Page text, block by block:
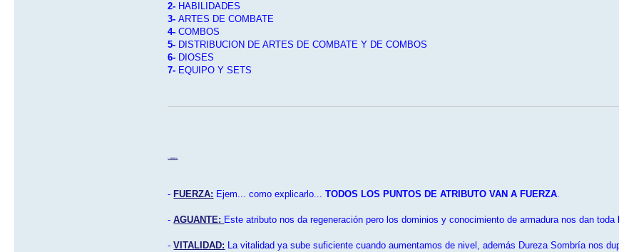
2- HABILIDADES
3-ARTES DE COMBATE
4-COMBOS
5- DISTRIBUCION DE ARTES DE COMBATE Y DE COMBOS
6- DIOSES
7- EQUIPO Y SETS
- FUERZA: Ejem... como explicarlo...TODOS LOS PUNTOS DE ATRIBUTO VAN A FUERZA.
-AGUANTE: Este atributo nos da regeneración pero los dominios y conocimiento de armadura nos dan
-VITALIDAD: La vitalidad ya sube suficiente cuando aumentamos de nivel, además Dureza Sombría nos